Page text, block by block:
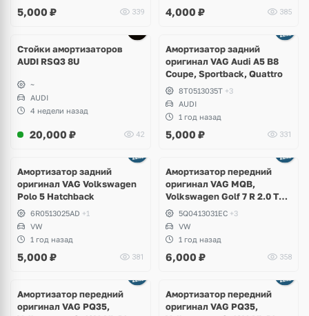
5,000 ₽ 339 4,000 ₽ 385
Стойки амортизаторов
AUDI RSQ3 8U
~
AUDI
4 недели назад
20,000 ₽ 42
Амортизатор задний
оригинал VAG Audi A5 B8
Coupe, Sportback, Quattro
8T0513035T +3
AUDI
1 год назад
5,000 ₽ 331
Амортизатор задний
оригинал VAG Volkswagen
Polo 5 Hatchback
6R0513025AD +1
VW
1 год назад
5,000 ₽ 381
Амортизатор передний
оригинал VAG MQB,
Volkswagen Golf 7 R 2.0 TSI
4Motion
5Q0413031EC +3
VW
1 год назад
6,000 ₽ 358
Амортизатор передний
оригинал VAG PQ35,
Амортизатор передний
оригинал VAG PQ35,